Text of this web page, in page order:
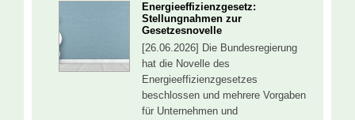
Energieeffizienzgesetz:
Stellungnahmen zur
Gesetzesnovelle
[26.06.2026] Die Bundesregierung
hat die Novelle des
Energieeffizienzgesetzes
beschlossen und mehrere Vorgaben
für Unternehmen und